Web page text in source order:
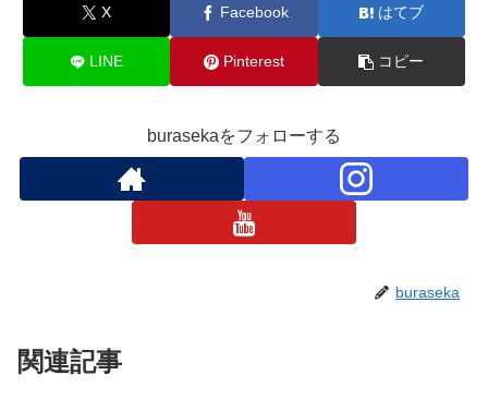
X Facebook はてブ
LINE Pinterest コピー
burasekaをフォローする
buraseka
関連記事